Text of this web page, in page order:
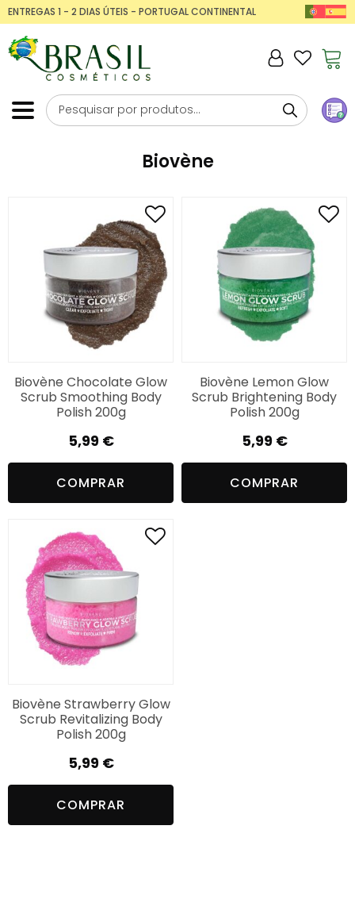
ENTREGAS 1 - 2 DIAS ÚTEIS - PORTUGAL CONTINENTAL
Biovène
Biovène Chocolate Glow
Scrub Smoothing Body
Polish 200g
5,99 €
COMPRAR
Biovène Lemon Glow
Scrub Brightening Body
Polish 200g
5,99 €
COMPRAR
Biovène Strawberry Glow
Scrub Revitalizing Body
Polish 200g
5,99 €
COMPRAR